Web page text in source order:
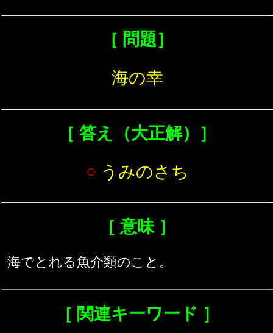
［ 問題］
海の幸
［ 答え（大正解）］
○ うみのさち
［ 意味 ］
海でとれる魚介類のこと。
［ 関連キーワード ］